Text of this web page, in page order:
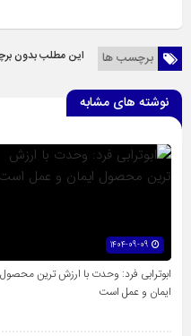
برچسب ها این مطلب بدون
نوشته های مشابه
ابوترابی فرد: وحدت با ارزش ترین محصول
ایمان و عمل است